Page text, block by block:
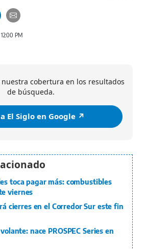
12:00 PM
cobertura en los resultados
de búsqueda.
El Siglo en Google ↗️
toca pagar más: combustibles
viernes
cierres en el Corredor Sur este fin
nace PROSPEC Series en